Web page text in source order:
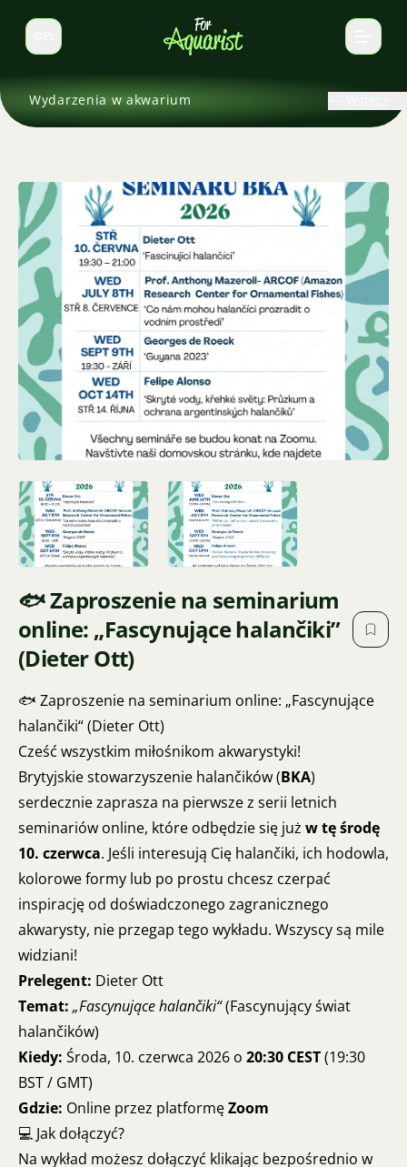
Zmień język
Wydarzenia w akwarium
🐟 Zaproszenie na seminarium
online: „Fascynujące halančiki”
(Dieter Ott)
🐟 Zaproszenie na seminarium online: „Fascynujące
halančiki“ (Dieter Ott)
Cześć wszystkim miłośnikom akwarystyki!
Brytyjskie stowarzyszenie halančików (BKA)
serdecznie zaprasza na pierwsze z serii letnich
seminariów online, które odbędzie się już w tę środę
10. czerwca. Jeśli interesują Cię halančiki, ich hodowla,
kolorowe formy lub po prostu chcesz czerpać
inspirację od doświadczonego zagranicznego
akwarysty, nie przegap tego wykładu. Wszyscy są mile
widziani!
Prelegent: Dieter Ott
Temat: „Fascynujące halančiki“(Fascynujący świat
halančików)
Kiedy: Środa, 10. czerwca 2026 o 20:30 CEST(19:30
BST / GMT)
Gdzie: Online przez platformęZoom
💻 Jak dołączyć?
Na wykład możesz dołączyć klikając bezpośrednio w